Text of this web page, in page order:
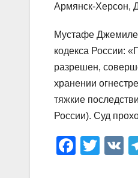
Армянск-Херсон,
Мустафе
кодекса России:
разрешен,
хранении
тяжкие
России). Суд
F
T
V